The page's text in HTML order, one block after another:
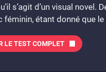
s’agit d’un visual
féminin, étant donné que
LE TEST COMPLET